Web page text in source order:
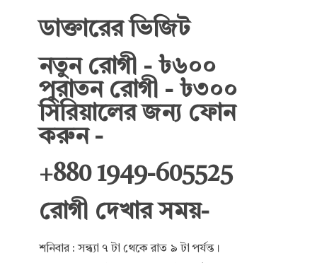
ডাক্তারের ভিজিট
নতুন রোগী - ৳৬০০
পুরাতন রোগী - ৳৩০০
সিরিয়ালের জন্য ফোন
করুন -
+880 1949-605525
রোগী দেখার সময়-
শনিবার : সন্ধ্যা ৭ টা থেকে রাত ৯ টা পর্যন্ত।